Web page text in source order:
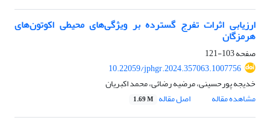
ارزیابی اثرات تفرج گسترده بر ویژگی‌های محیطی اکوتون‌های
هرمزگان
صفحه103-121
10.22059/jphgr.2024.357063.1007756
خدیجه پورحسینی، مرضیه رضائی، محمد اکبریان
مشاهده مقاله
اصل مقاله 1.69 M